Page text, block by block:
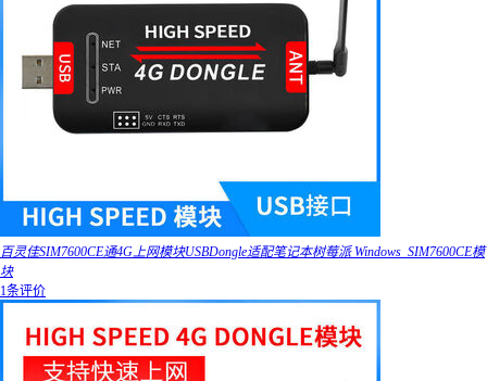
百灵佳SIM7600CE通4G上网模块USBDongle适配笔记本树莓派 Windows_SIM7600CE模
块
1条评价